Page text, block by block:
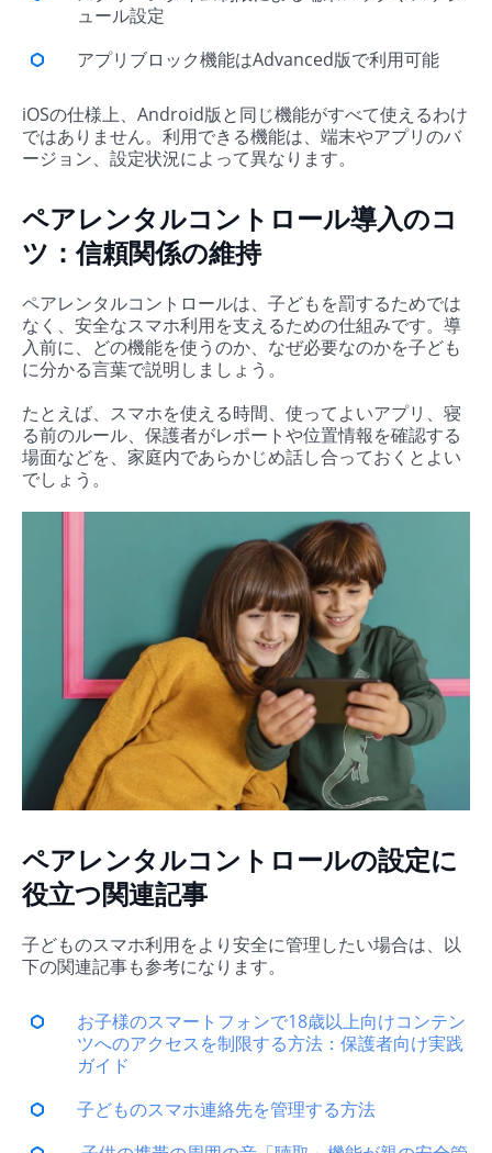
ュール設定
アプリブロック機能はAdvanced版で利用可能
iOSの仕様上、Android版と同じ機能がすべて使えるわけ
ではありません。利用できる機能は、端末やアプリのバ
ージョン、設定状況によって異なります。
ペアレンタルコントロール導入のコ
ツ：信頼関係の維持
ペアレンタルコントロールは、子どもを罰するためでは
なく、安全なスマホ利用を支えるための仕組みです。導
入前に、どの機能を使うのか、なぜ必要なのかを子ども
に分かる言葉で説明しましょう。
たとえば、スマホを使える時間、使ってよいアプリ、寝
る前のルール、保護者がレポートや位置情報を確認する
場面などを、家庭内であらかじめ話し合っておくとよい
でしょう。
ペアレンタルコントロールの設定に
役立つ関連記事
子どものスマホ利用をより安全に管理したい場合は、以
下の関連記事も参考になります。
お子様のスマートフォンで18歳以上向けコンテン
ツへのアクセスを制限する方法：保護者向け実践
ガイド
子どものスマホ連絡先を管理する方法